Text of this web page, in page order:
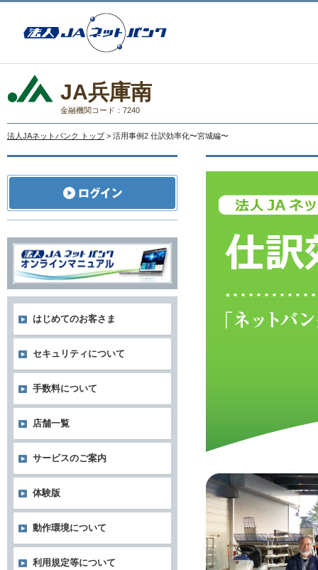
JA兵庫南
金融機関コード：7240
法人JAネットバンク トップ > 活用事例2 仕訳効率化〜宮城編〜
はじめてのお客さま
セキュリティについて
手数料について
店舗一覧
サービスのご案内
体験版
動作環境について
利用規定等について